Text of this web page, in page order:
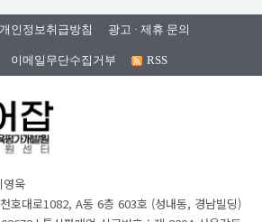
개인정보취급방침 광고 · 제휴 문의
이메일무단수집거부 RSS
욱
호대로1082, A동 6층 603호 (성내동, 경남빌딩)